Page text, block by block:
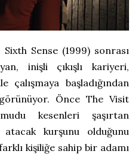
Sense (1999) sonrası
inişli çıkışlı kariyeri,
çalışmaya başladığından
Önce The Visit
kesenleri şaşırtan
kurşunu olduğunu
kişiliğe sahip bir adamı